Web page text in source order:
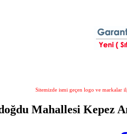
Sitemizde ismi geçen logo ve markalar
Mahallesi